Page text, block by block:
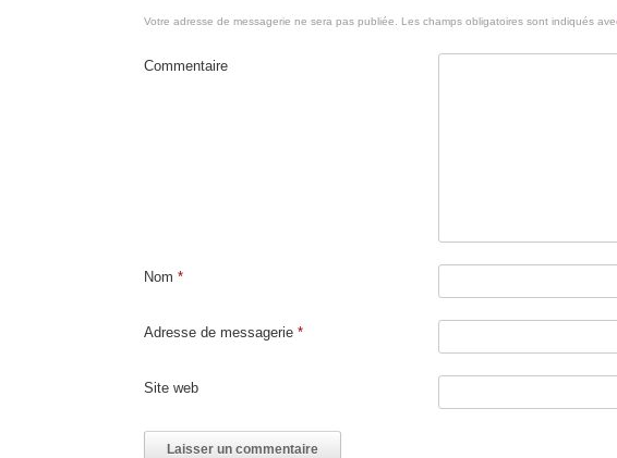
Votre adresse de messagerie ne sera pas publiée. Les champs obligatoires sont indiqués
Commentaire
Nom *
Adresse de messagerie *
Site web